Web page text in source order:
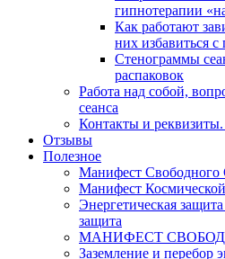
гипнотерапии
Как работают
них
Стенограммы
распаковок
Работа над собой,
сеанса
Контакты и
Отзывы
Полезное
Манифест Свободного
Манифест
Энергетическая
защита
МАНИФЕСТ
Заземление и перебор